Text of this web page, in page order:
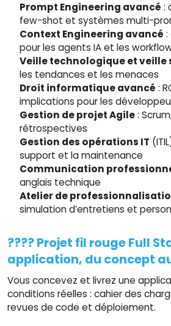
Prompt Engineering avancé :
few-shot et systèmes multi-
Context Engineering avancé
pour les agents IA et les
Veille technologique et veille
les tendances et les menaces
Droit informatique avancé :
implications pour les
Gestion de projet Agile:
rétrospectives
Gestion des opérations IT
support et la maintenance
Communication
anglais technique
Atelier de
simulation d’entretiens et
???? Projet fil rouge Full
application, du concept
Vous concevez et livrez une
conditions réelles : cahier des
revues de code et déploiement.